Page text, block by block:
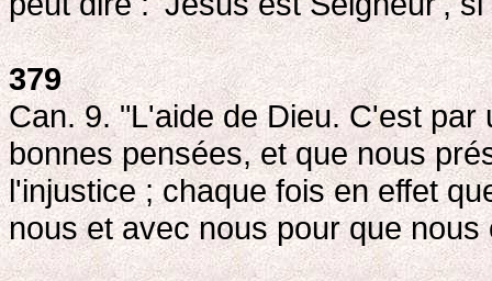
379
Can. 9. "L'aide de Dieu. C'est
bonnes pensées, et que nous
l'injustice ; chaque fois en effet
nous et avec nous pour que nous